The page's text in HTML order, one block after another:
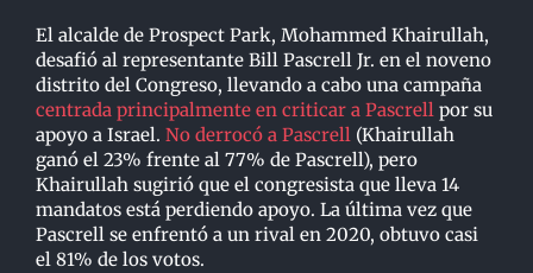
El alcalde de Prospect Park, Mohammed Khairullah,
desafió al representante Bill Pascrell Jr. en el noveno
distrito del Congreso, llevando a cabo una campaña
centrada principalmente en criticar a Pascrell por su
apoyo a Israel. No derrocó a Pascrell (Khairullah
ganó el 23% frente al 77% de Pascrell), pero
Khairullah sugirió que el congresista que lleva 14
mandatos está perdiendo apoyo. La última vez que
Pascrell se enfrentó a un rival en 2020, obtuvo casi
el 81% de los votos.